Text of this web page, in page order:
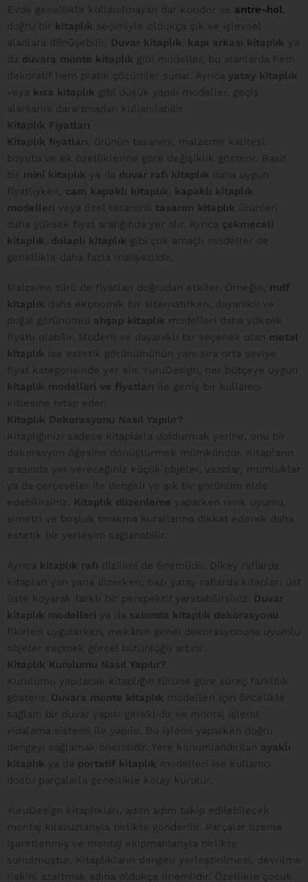
Evde genellikle kullanılmayan dar koridor ve antre-hol,
doğru bir kitaplık seçimiyle oldukça şık ve işlevsel
alanlara dönüşebilir. Duvar kitaplık, kapı arkası kitaplık ya
da duvara monte kitaplık gibi modeller, bu alanlarda hem
dekoratif hem pratik çözümler sunar. Ayrıca yatay kitaplık
veya kısa kitaplık gibi düşük yapılı modeller, geçiş
alanlarını daraltmadan kullanılabilir.
Kitaplık Fiyatları
Kitaplık fiyatları, ürünün tasarımı, malzeme kalitesi,
boyutu ve ek özelliklerine göre değişiklik gösterir. Basit
bir mini kitaplık ya da duvar rafı kitaplık daha uygun
fiyatlıyken, cam kapaklı kitaplık, kapaklı kitaplık
modelleri veya özel tasarımlı tasarım kitaplık ürünleri
daha yüksek fiyat aralığında yer alır. Ayrıca çekmeceli
kitaplık, dolaplı kitaplık gibi çok amaçlı modeller de
genellikle daha fazla maliyetlidir.
Malzeme türü de fiyatları doğrudan etkiler. Örneğin, mdf
kitaplık daha ekonomik bir alternatifken, dayanıklı ve
doğal görünümlü ahşap kitaplık modelleri daha yüksek
fiyatlı olabilir. Modern ve dayanıklı bir seçenek olan metal
kitaplık ise estetik görünümünün yanı sıra orta seviye
fiyat kategorisinde yer alır. YuruDesign, her bütçeye uygun
kitaplık modelleri ve fiyatları ile geniş bir kullanıcı
kitlesine hitap eder.
Kitaplık Dekorasyonu Nasıl Yapılır?
Kitaplığınızı sadece kitaplarla doldurmak yerine, onu bir
dekorasyon öğesine dönüştürmek mümkündür. Kitapların
arasında yer vereceğiniz küçük objeler, vazolar, mumluklar
ya da çerçeveler ile dengeli ve şık bir görünüm elde
edebilirsiniz. Kitaplık düzenleme yaparken renk uyumu,
simetri ve boşluk bırakma kurallarına dikkat ederek daha
estetik bir yerleşim sağlanabilir.
Ayrıca kitaplık rafı dizilimi de önemlidir. Dikey raflarda
kitapları yan yana dizerken, bazı yatay raflarda kitapları üst
üste koyarak farklı bir perspektif yaratabilirsiniz. Duvar
kitaplık modelleri ya da salonda kitaplık dekorasyonu
fikirleri uygularken, mekânın genel dekorasyonuna uyumlu
objeler seçmek görsel bütünlüğü artırır.
Kitaplık Kurulumu Nasıl Yapılır?
Kurulumu yapılacak kitaplığın türüne göre süreç farklılık
gösterir. Duvara monte kitaplık modelleri için öncelikle
sağlam bir duvar yapısı gereklidir ve montaj işlemi
vidalama sistemi ile yapılır. Bu işlemi yaparken doğru
dengeyi sağlamak önemlidir. Yere konumlandırılan ayaklı
kitaplık ya da portatif kitaplık modelleri ise kullanıcı
dostu parçalarla genellikle kolay kurulur.
YuruDesign kitaplıkları, adım adım takip edilebilecek
montaj kılavuzlarıyla birlikte gönderilir. Parçalar özenle
işaretlenmiş ve montaj ekipmanlarıyla birlikte
sunulmuştur. Kitaplıkların dengeli yerleştirilmesi, devrilme
riskini azaltmak adına oldukça önemlidir. Özellikle çocuk